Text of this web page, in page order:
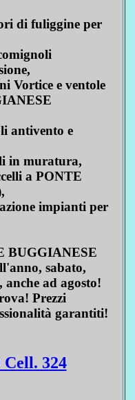
di fuliggine per
Vortice e ventole
antivento e
in muratura,
a PONTE
impianti per
BUGGIANESE
sabato,
anche ad agosto!
Prezzi
garantiti!
324